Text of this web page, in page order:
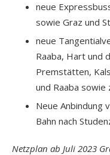
neue
sowie Graz und
neue
Raaba, Hart und
Premstätten,
und Raaba sowie
Neue Anbindung
Bahn nach
Netzplan ab Juli 2023